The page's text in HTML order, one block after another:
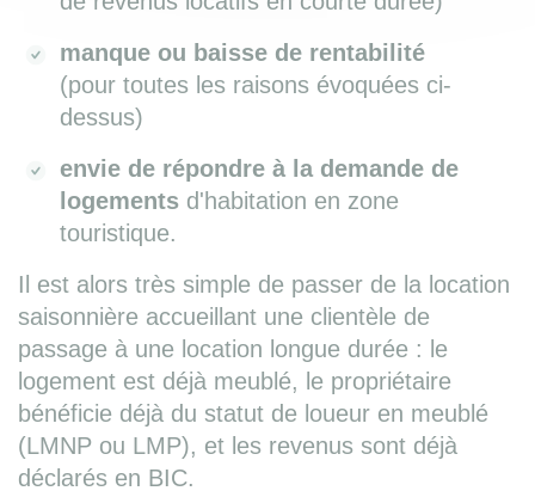
manque ou baisse de rentabilité
(pour toutes les raisons évoquées ci-
dessus)
envie de répondre à la demande de
logements d'habitation en zone
touristique.
Il est alors très simple de passer de la location
saisonnière accueillant une clientèle de
passage à une location longue durée : le
logement est déjà meublé, le propriétaire
bénéficie déjà du statut de loueur en meublé
(LMNP ou LMP), et les revenus sont déjà
déclarés en BIC.